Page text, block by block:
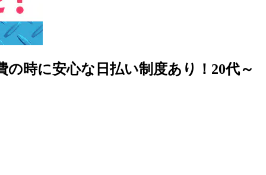
時に安心な日払い制度あり！20代～